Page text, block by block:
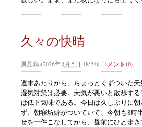
久々の快晴
風見鶏(2026年8月 5日 18:24)| コメント(0)
週末あたりから、ちょっとぐずついた
湿気対策は必要。天気が悪いと散歩す
は低下気味である。今日は久しぶりに
ず、朝寝坊癖がついていて、今朝も8時
せを一件こなしてから、昼前にひと歩き